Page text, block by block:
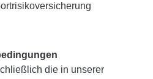
die in unserer